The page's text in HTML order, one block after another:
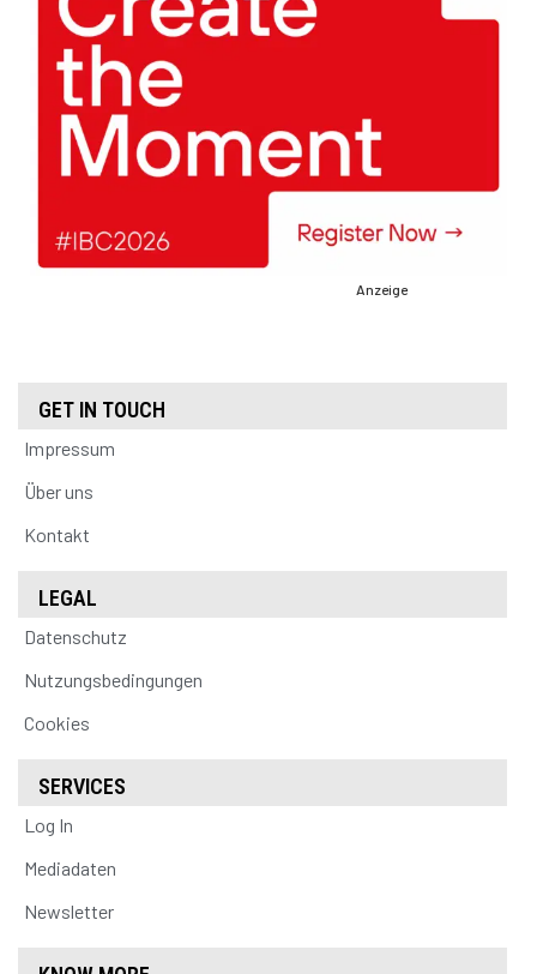
Anzeige
GET IN TOUCH
Impressum
Über uns
Kontakt
LEGAL
Datenschutz
Nutzungsbedingungen
Cookies
SERVICES
Log In
Mediadaten
Newsletter